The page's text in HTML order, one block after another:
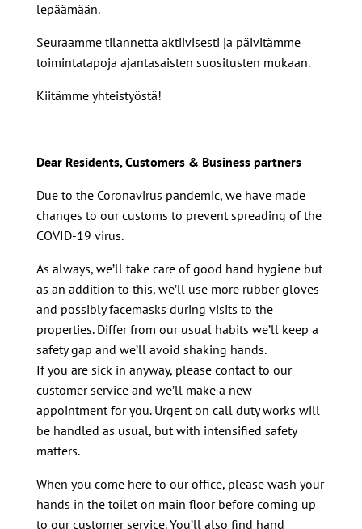
lepäämään.
Seuraamme tilannetta aktiivisesti ja päivitämme
toimintatapoja ajantasaisten suositusten mukaan.
Kiitämme yhteistyöstä!
Dear Residents, Customers & Business partners
Due to the Coronavirus pandemic, we have made
changes to our customs to prevent spreading of the
COVID-19 virus.
As always, we’ll take care of good hand hygiene but
as an addition to this, we’ll use more rubber gloves
and possibly facemasks during visits to the
properties. Differ from our usual habits we’ll keep a
safety gap and we’ll avoid shaking hands.
If you are sick in anyway, please contact to our
customer service and we’ll make a new
appointment for you. Urgent on call duty works will
be handled as usual, but with intensified safety
matters.
When you come here to our office, please wash your
hands in the toilet on main floor before coming up
to our customer service. You’ll also find hand